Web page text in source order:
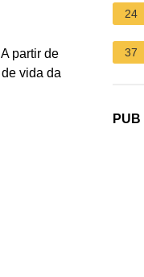
partir de
vida da
24
37
PUB